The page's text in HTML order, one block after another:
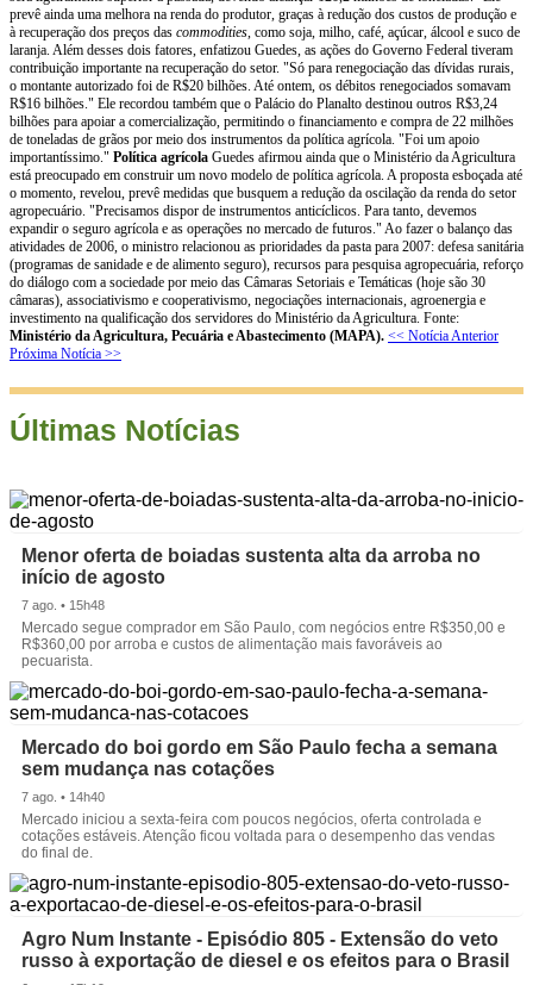
prevê ainda uma melhora na renda do produtor, graças à redução dos custos de produção e
à recuperação dos preços das commodities, como soja, milho, café, açúcar, álcool e suco de
laranja. Além desses dois fatores, enfatizou Guedes, as ações do Governo Federal tiveram
contribuição importante na recuperação do setor. "Só para renegociação das dívidas rurais,
o montante autorizado foi de R$20 bilhões. Até ontem, os débitos renegociados somavam
R$16 bilhões." Ele recordou também que o Palácio do Planalto destinou outros R$3,24
bilhões para apoiar a comercialização, permitindo o financiamento e compra de 22 milhões
de toneladas de grãos por meio dos instrumentos da política agrícola. "Foi um apoio
importantíssimo." Política agrícola Guedes afirmou ainda que o Ministério da Agricultura
está preocupado em construir um novo modelo de política agrícola. A proposta esboçada até
o momento, revelou, prevê medidas que busquem a redução da oscilação da renda do setor
agropecuário. "Precisamos dispor de instrumentos anticíclicos. Para tanto, devemos
expandir o seguro agrícola e as operações no mercado de futuros." Ao fazer o balanço das
atividades de 2006, o ministro relacionou as prioridades da pasta para 2007: defesa sanitária
(programas de sanidade e de alimento seguro), recursos para pesquisa agropecuária, reforço
do diálogo com a sociedade por meio das Câmaras Setoriais e Temáticas (hoje são 30
câmaras), associativismo e cooperativismo, negociações internacionais, agroenergia e
investimento na qualificação dos servidores do Ministério da Agricultura. Fonte:
Ministério da Agricultura, Pecuária e Abastecimento (MAPA). << Notícia Anterior
Próxima Notícia >>
Últimas Notícias
Menor oferta de boiadas sustenta alta da arroba no
início de agosto
7 ago. • 15h48
Mercado segue comprador em São Paulo, com negócios entre R$350,00 e
R$360,00 por arroba e custos de alimentação mais favoráveis ao
pecuarista.
Mercado do boi gordo em São Paulo fecha a semana
sem mudança nas cotações
7 ago. • 14h40
Mercado iniciou a sexta-feira com poucos negócios, oferta controlada e
cotações estáveis. Atenção ficou voltada para o desempenho das vendas
do final de.
Agro Num Instante - Episódio 805 - Extensão do veto
russo à exportação de diesel e os efeitos para o Brasil